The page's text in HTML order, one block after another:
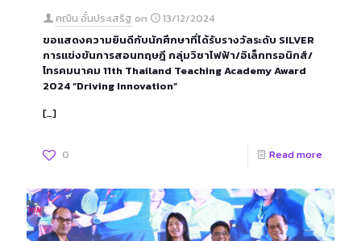
คณิน อั๋นประเสริฐ on
13/12/2024
ขอแสดงความยินดีกับนักศึกษาที่ได้รับรางวัลระดับ SILVER
การแข่งขันการสอนทฤษฎี กลุ่มวิชาไฟฟ้า/อิเล็กทรอนิกส์/
โทรคมนาคม 11th Thailand Teaching Academy Award
2024 “Driving Innovation”
[…]
0 Read more